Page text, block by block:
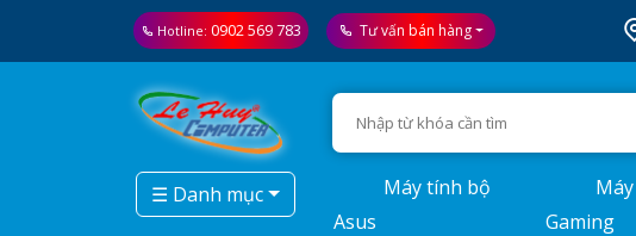
Hotline: 0902 569 783 Tư vấn bán hàng
☰ Danh mục
Máy tính bộ
Asus
Gaming